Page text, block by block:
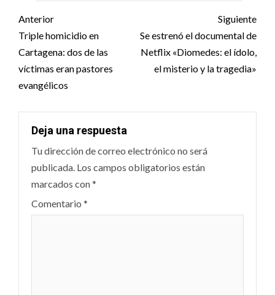
Post
navigation
Anterior
Triple homicidio en
Cartagena: dos de las
víctimas eran pastores
evangélicos
Siguiente
Se estrenó el documental de
Netflix «Diomedes: el ídolo,
el misterio y la tragedia»
Deja una respuesta
Tu dirección de correo electrónico no será
publicada. Los campos obligatorios están
marcados con*
Comentario *